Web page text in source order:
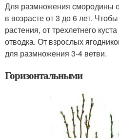
Для размножения смородины
в возрасте от 3 до 6 лет.
растения, от трехлетнего
отводка. От взрослых
для размножения 3-4 ветви.
Горизонтальными